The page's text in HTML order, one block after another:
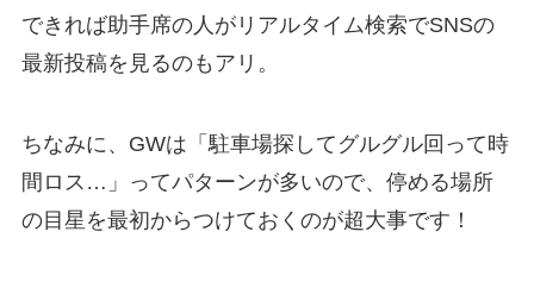
できれば助手席の人がリアルタイム検索でSNSの
最新投稿を見るのもアリ。
ちなみに、GWは「駐車場探してグルグル回って時
間ロス…」ってパターンが多いので、停める場所
の目星を最初からつけておくのが超大事です！